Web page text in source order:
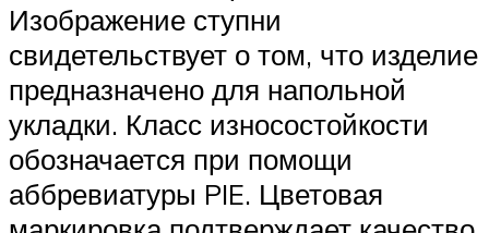
Изображение ступни
свидетельствует о том, что изделие
предназначено для напольной
укладки. Класс износостойкости
обозначается при помощи
аббревиатуры PIE. Цветовая